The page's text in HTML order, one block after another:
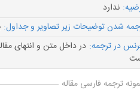
ندارد
شدن توضیحات زیر تصاویر و جداول:
در ترجمه: در داخل متن و انتهای
ترجمه فارسی مقاله